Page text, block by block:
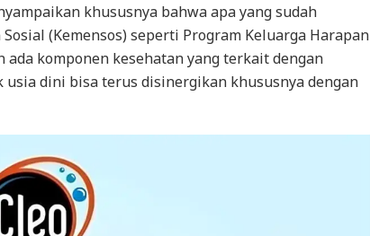
khususnya bahwa apa yang sudah
(Kemensos) seperti Program Keluarga Harapan
ada komponen kesehatan yang terkait dengan
dini bisa terus disinergikan khususnya dengan